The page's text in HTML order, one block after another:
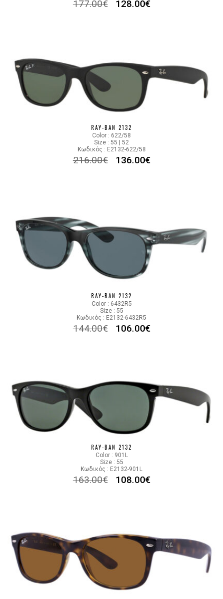
177.00€ 128.00€
RAY-BAN 2132
Color : 622/58
Size : 55 | 52
Κωδικός : E2132-622/58
216.00€ 136.00€
RAY-BAN 2132
Color : 6432R5
Size : 55
Κωδικός : E2132-6432R5
144.00€ 106.00€
RAY-BAN 2132
Color : 901L
Size : 55
Κωδικός : E2132-901L
163.00€ 108.00€